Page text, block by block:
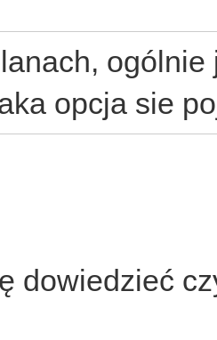
opcja sie
dowiedzieć